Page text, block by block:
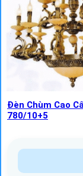
Đèn Chùm Cao
780/10+5